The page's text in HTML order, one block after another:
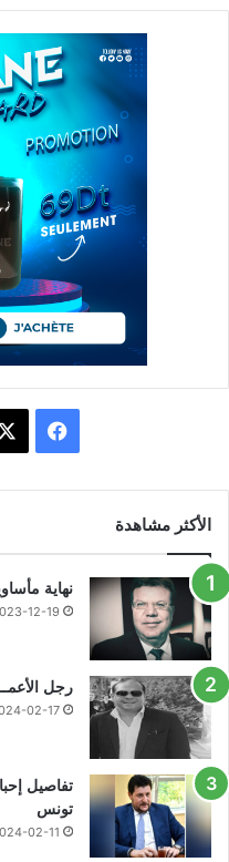
الأكثر مشاهدة
نهاية
12-19
رجل
02-17
تفاصيل
تونس
02-11